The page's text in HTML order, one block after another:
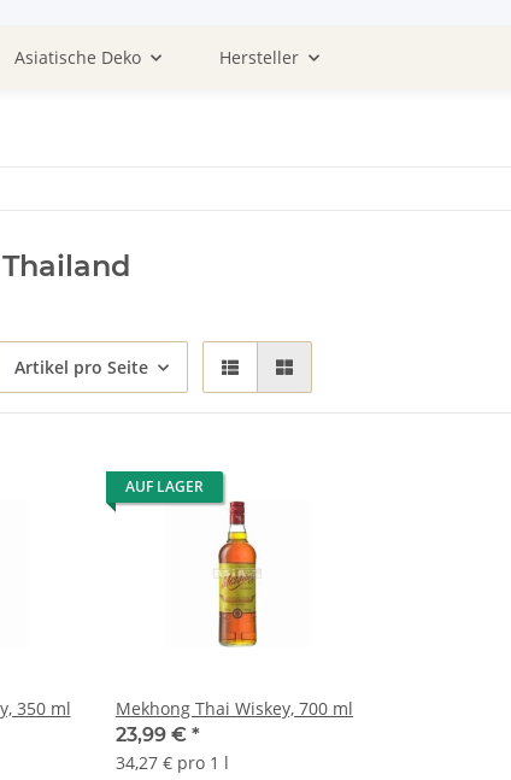
Asiatische Deko Hersteller
Artikel pro Seite
350 ml
AUF LAGER
Mekhong Thai Wiskey, 700 ml
23,99 € *
34,27 € pro 1 l